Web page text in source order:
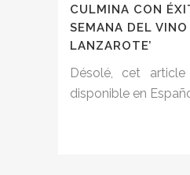
CULMINA CON
SEMANA DEL VINO
LANZAROTE’
Désolé, cet
disponible en